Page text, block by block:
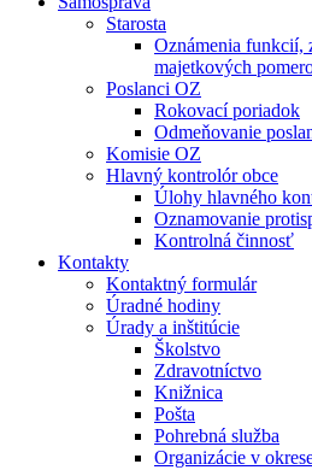
Starosta
Oznámenia funkcií,
majetkových
Poslanci OZ
Rokovací poriadok
Odmeňovanie
Komisie OZ
Hlavný kontrolór obce
Úlohy hlavného
Oznamovanie
Kontrolná činnosť
Kontakty
Kontaktný formulár
Úradné hodiny
Úrady a inštitúcie
Školstvo
Zdravotníctvo
Knižnica
Pošta
Pohrebná služba
Organizácie v